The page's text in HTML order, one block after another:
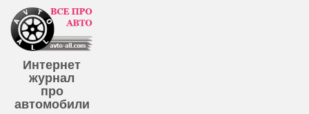
Интернет
журнал
про
автомобили